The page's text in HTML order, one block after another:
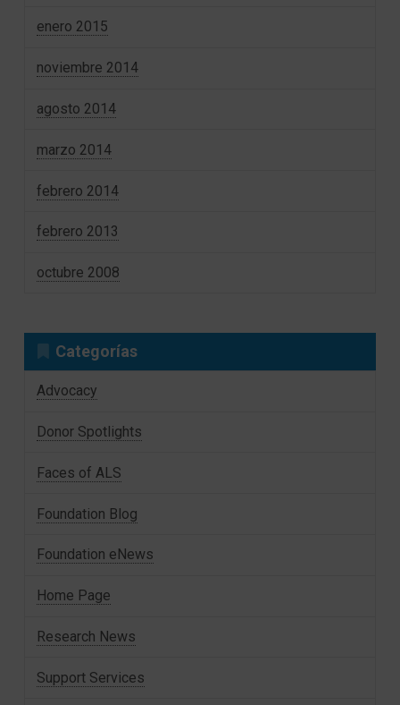
enero 2015
noviembre 2014
agosto 2014
marzo 2014
febrero 2014
febrero 2013
octubre 2008
Categorías
Advocacy
Donor Spotlights
Faces of ALS
Foundation Blog
Foundation eNews
Home Page
Research News
Support Services